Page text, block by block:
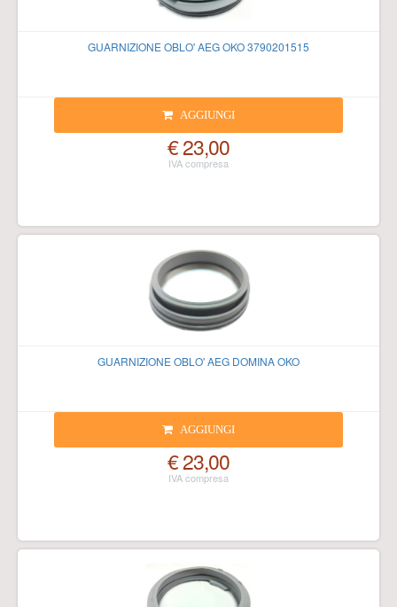
GUARNIZIONE OBLO' AEG OKO 3790201515
AGGIUNGI
€ 23,00
GUARNIZIONE OBLO' AEG DOMINA OKO
AGGIUNGI
€ 23,00